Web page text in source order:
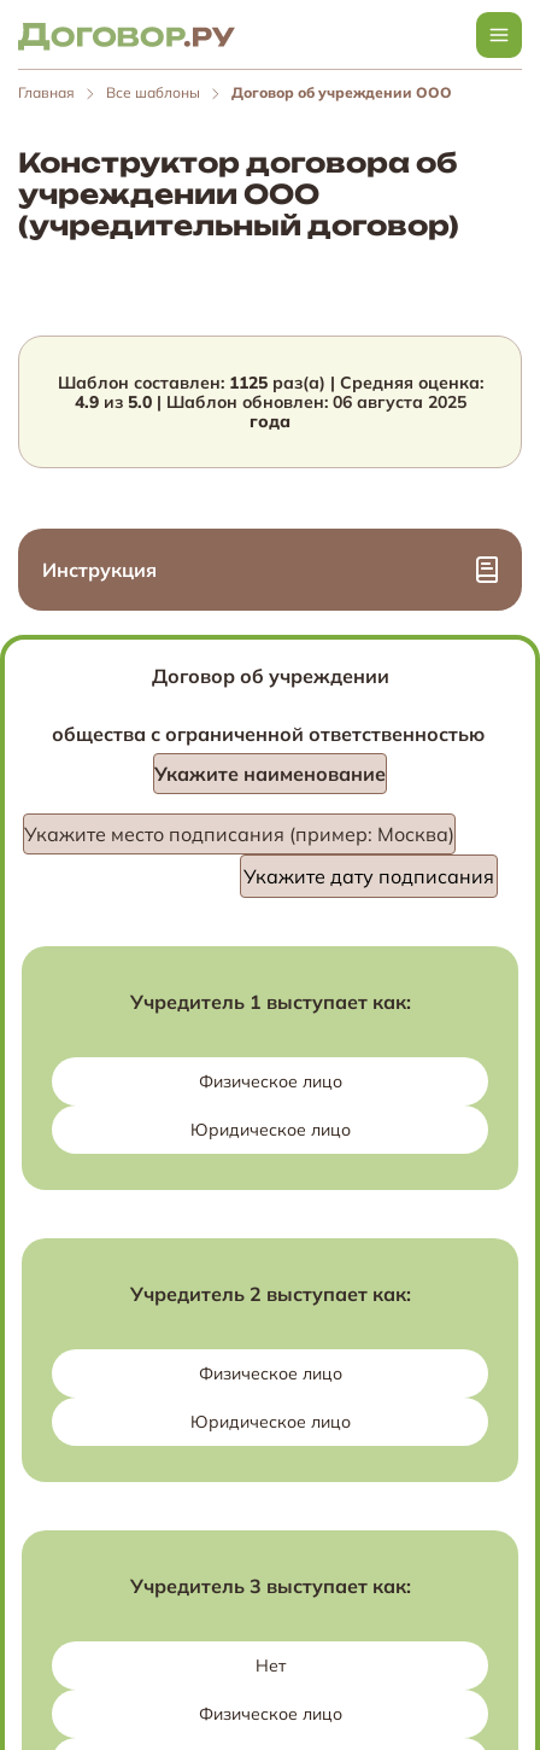
Главная Все шаблоны Договор об учреждении ООО
Конструктор договора об
учреждении ООО
(учредительный договор)
Шаблон составлен: 1125раз(а) | Средняя оценка:
4.9из 5.0| Шаблон обновлен: 06 августа 2025
года
Инструкция
Договор об учреждении
общества с ограниченной ответственностью
Укажите наименование
Укажите место подписания (пример: Москва)
Учредитель 1 выступает как:
Физическое лицо
Юридическое лицо
Учредитель 2 выступает как:
Физическое лицо
Юридическое лицо
Учредитель 3 выступает как:
Нет
Физическое лицо